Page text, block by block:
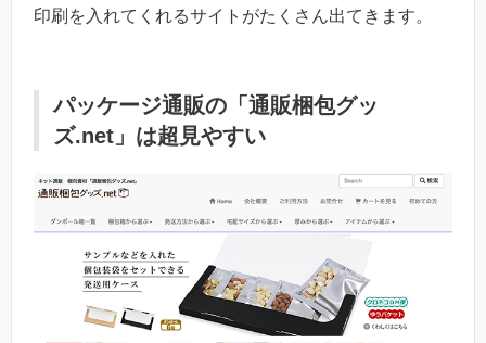
印刷を入れてくれるサイトがたくさん出てきます。
パッケージ通販の「通販梱包グッ
ズ.net」は超見やすい